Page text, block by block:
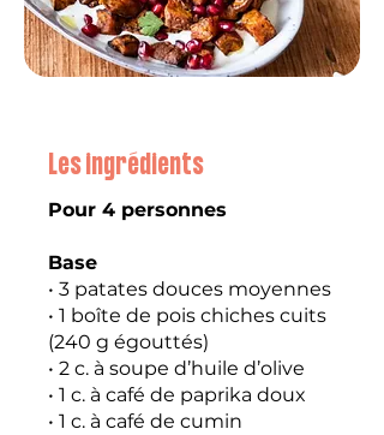
Les ingrédients
Pour 4 personnes
Base
• 3 patates douces moyennes
• 1 boîte de pois chiches cuits
(240 g égouttés)
• 2 c. à soupe d’huile d’olive
• 1 c. à café de paprika doux
• 1 c. à café de cumin